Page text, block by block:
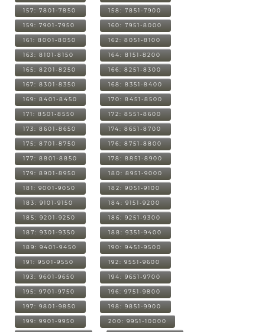
157: 7801-7850 158: 7851-7900
159: 7901-7950 160: 7951-8000
161: 8001-8050 162: 8051-8100
163: 8101-8150 164: 8151-8200
165: 8201-8250 166: 8251-8300
167: 8301-8350 168: 8351-8400
169: 8401-8450 170: 8451-8500
171: 8501-8550 172: 8551-8600
173: 8601-8650 174: 8651-8700
175: 8701-8750 176: 8751-8800
177: 8801-8850 178: 8851-8900
179: 8901-8950 180: 8951-9000
181: 9001-9050 182: 9051-9100
183: 9101-9150 184: 9151-9200
185: 9201-9250 186: 9251-9300
187: 9301-9350 188: 9351-9400
189: 9401-9450 190: 9451-9500
191: 9501-9550 192: 9551-9600
193: 9601-9650 194: 9651-9700
195: 9701-9750 196: 9751-9800
197: 9801-9850 198: 9851-9900
199: 9901-9950 200: 9951-10000